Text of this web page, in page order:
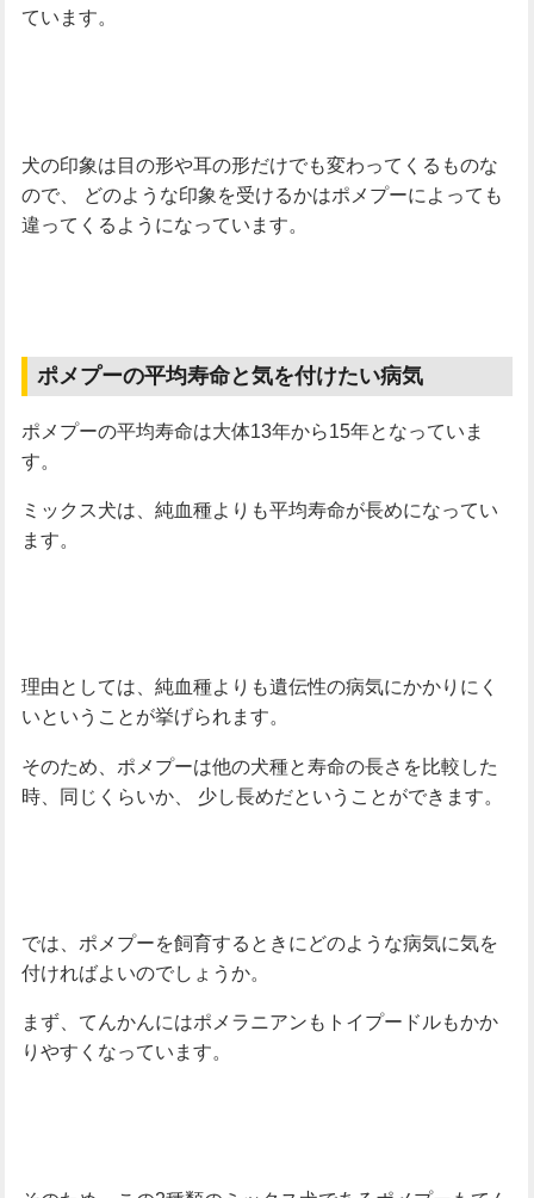
ています。
犬の印象は目の形や耳の形だけでも変わってくるものな
ので、
どのような印象を受けるかはポメプーによっても
違ってくるようになっています。
ポメプーの平均寿命と気を付けたい病気
ポメプーの平均寿命は大体13年から15年となっていま
す。
ミックス犬は、純血種よりも平均寿命が長めになってい
ます。
理由としては、純血種よりも遺伝性の病気にかかりにく
いということが挙げられます。
そのため、ポメプーは他の犬種と寿命の長さを比較した
時、同じくらいか、
少し長めだということができます。
では、ポメプーを飼育するときにどのような病気に気を
付ければよいのでしょうか。
まず、てんかんにはポメラニアンもトイプードルもかか
りやすくなっています。